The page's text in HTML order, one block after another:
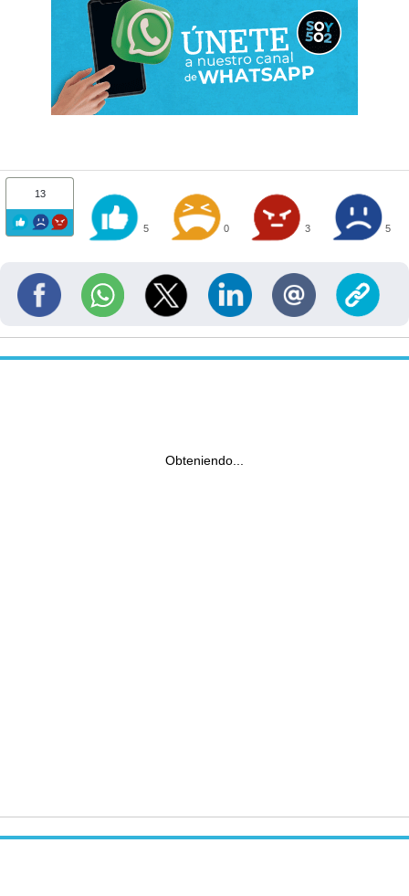
13
5 0 3 5
Obteniendo...